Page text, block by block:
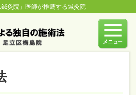
灸院」医師が推薦する鍼灸院